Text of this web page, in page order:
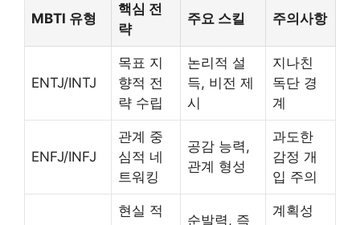
MBTI 유형
핵심 전
략
주요 스킬 주의사항
ENTJ/INTJ
목표 지
향적 전
략 수립
논리적 설
득, 비전 제
시
지나친
독단 경
계
ENFJ/INFJ
관계 중
심적 네
트워킹
공감 능력,
관계 형성
과도한
감정 개
입 주의
현실 적
순발력, 즉
계획성